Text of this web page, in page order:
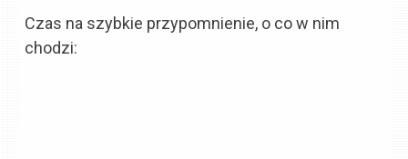
Czas na szybkie przypomnienie, o co w nim
chodzi: